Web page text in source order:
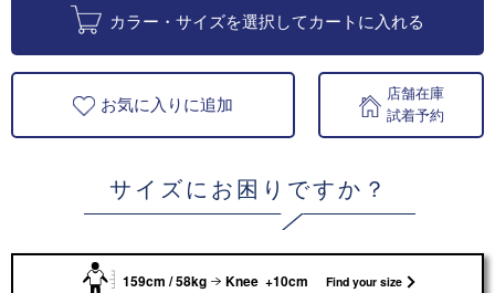
カラー・サイズを選択してカートに入れる
お気に入りに追加
店舗在庫
試着予約
サイズにお困りですか？
159cm / 58kg Knee +10cm Find your size